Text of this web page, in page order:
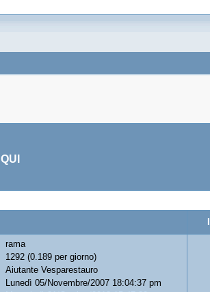
QUI
rama
1292 (0.189 per giorno)
Aiutante Vesparestauro
Lunedì 05/Novembre/2007 18:04:37 pm